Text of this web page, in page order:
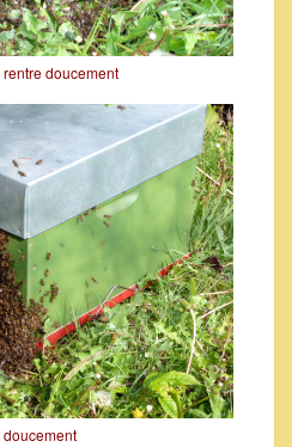
rentre doucement
doucement